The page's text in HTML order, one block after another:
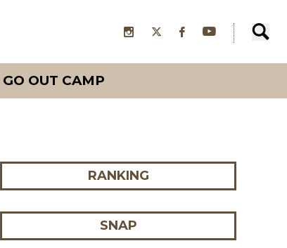
GO OUT CAMP
RANKING
SNAP